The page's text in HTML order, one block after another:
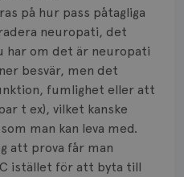
på hur pass påtagliga
neuropati, det
om det är neuropati
besvär, men det
fumlighet eller att
t ex), vilket kanske
man kan leva med.
att prova får man
istället för att byta till